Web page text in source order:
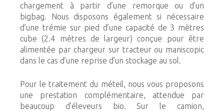
chargement à partir d’une remorque ou d’un
bigbag. Nous disposons également si nécessaire
d’une trémie sur pied d’une capacité de 3 mètres
cube (2.4 mètres de largeur) conçue pour être
alimentée par chargeur sur tracteur ou maniscopic
dans le cas d’une reprise d’un stockage au sol.
Pour le traitement du méteil, nous vous proposons
une prestation complémentaire, attendue par
beaucoup d’éleveurs bio. Sur le camion,